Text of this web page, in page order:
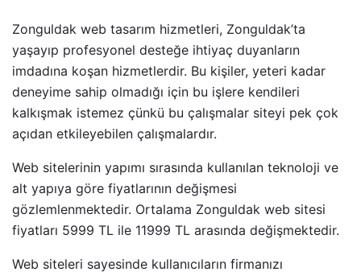
Zonguldak web tasarım hizmetleri, Zonguldak’ta
yaşayıp profesyonel desteğe ihtiyaç duyanların
imdadına koşan hizmetlerdir. Bu kişiler, yeteri kadar
deneyime sahip olmadığı için bu işlere kendileri
kalkışmak istemez çünkü bu çalışmalar siteyi pek çok
açıdan etkileyebilen çalışmalardır.
Web sitelerinin yapımı sırasında kullanılan teknoloji ve
alt yapıya göre fiyatlarının değişmesi
gözlemlenmektedir. Ortalama Zonguldak web sitesi
fiyatları 5999 TL ile 11999 TL arasında değişmektedir.
Web siteleri sayesinde kullanıcıların firmanızı